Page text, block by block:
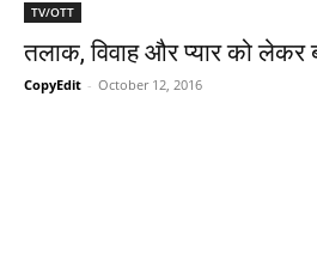
TV/OTT
तलाक, विवाह और प्‍यार को लेकर
CopyEdit - October 12, 2016